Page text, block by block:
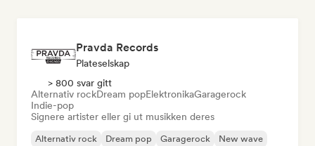
Pravda Records
Plateselskap
> 800 svar gitt
Alternativ rockDream popElektronikaGaragerock
Indie-pop
Signere artister eller gi ut musikken deres
Alternativ rock Dream pop Garagerock New wave